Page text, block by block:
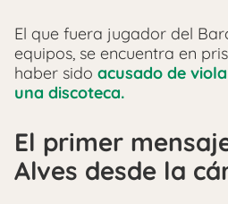
El que fuera jugador del
equipos, se encuentra en
haber sido acusado de
una discoteca.
El primer
Alves desde la